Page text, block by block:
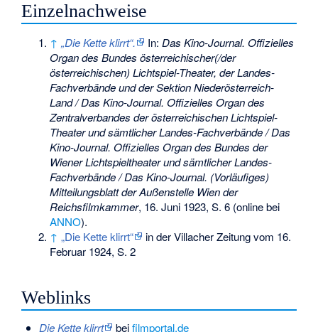
Einzelnachweise
↑ „Die Kette klirrt“. In:Das Kino-Journal. Offizielles
Organ des Bundes österreichischer(/der
österreichischen) Lichtspiel-Theater, der Landes-
Fachverbände und der Sektion Niederösterreich-
Land / Das Kino-Journal. Offizielles Organ des
Zentralverbandes der österreichischen Lichtspiel-
Theater und sämtlicher Landes-Fachverbände / Das
Kino-Journal. Offizielles Organ des Bundes der
Wiener Lichtspieltheater und sämtlicher Landes-
Fachverbände / Das Kino-Journal. (Vorläufiges)
Mitteilungsblatt der Außenstelle Wien der
Reichsfilmkammer, 16. Juni 1923, S. 6 (online bei
ANNO).
↑ „Die Kette klirrt“
in der Villacher Zeitung vom 16.
Februar 1924, S. 2
Weblinks
Die Kette klirrt beifilmportal.de